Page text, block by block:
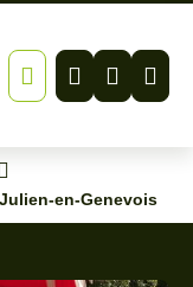
en-Genevois